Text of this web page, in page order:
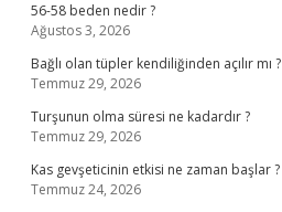
56-58 beden nedir ?
Ağustos 3, 2026
Bağlı olan tüpler kendiliğinden açılır mı ?
Temmuz 29, 2026
Turşunun olma süresi ne kadardır ?
Temmuz 29, 2026
Kas gevşeticinin etkisi ne zaman başlar ?
Temmuz 24, 2026